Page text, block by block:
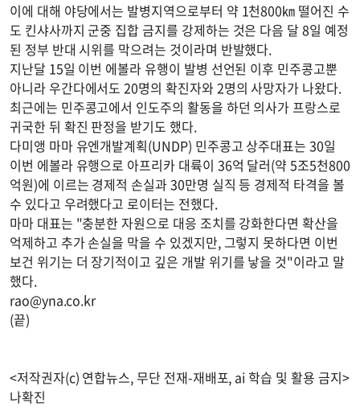
이에 대해 야당에서는 발병지역으로부터 약 1천800㎞ 떨어진 수
도 킨샤사까지 군중 집합 금지를 강제하는 것은 다음 달 8일 예정
된 정부 반대 시위를 막으려는 것이라며 반발했다.
지난달 15일 이번 에볼라 유행이 발병 선언된 이후 민주콩고뿐
아니라 우간다에서도 20명의 확진자와 2명의 사망자가 나왔다.
최근에는 민주콩고에서 인도주의 활동을 하던 의사가 프랑스로
귀국한 뒤 확진 판정을 받기도 했다.
다미앵 마마 유엔개발계획(UNDP) 민주콩고 상주대표는 30일
이번 에볼라 유행으로 아프리카 대륙이 36억 달러(약 5조5천800
억원)에 이르는 경제적 손실과 30만명 실직 등 경제적 타격을 볼
수 있다고 우려했다고 로이터는 전했다.
마마 대표는 "충분한 자원으로 대응 조치를 강화한다면 확산을
억제하고 추가 손실을 막을 수 있겠지만, 그렇지 못하다면 이번
보건 위기는 더 장기적이고 깊은 개발 위기를 낳을 것"이라고 말
했다.
rao@yna.co.kr
(끝)
<저작권자(c) 연합뉴스, 무단 전재-재배포, ai 학습 및 활용 금지>
나확진